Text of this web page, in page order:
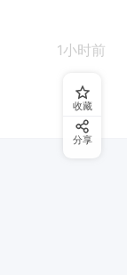
1小时前
收藏
分享